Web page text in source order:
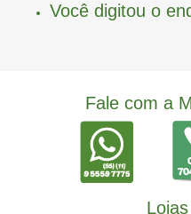
Você digitou o
Fale com a